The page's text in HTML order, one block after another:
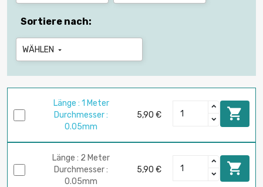
Sortiere nach:
WÄHLEN 
Länge : 1 Meter
Durchmesser :
0.05mm
5,90 € 
Länge : 2 Meter
Durchmesser :
0.05mm
5,90 € 